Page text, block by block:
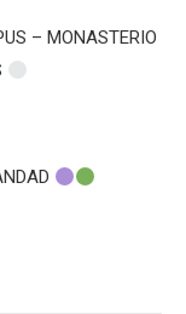
– MONASTERIO